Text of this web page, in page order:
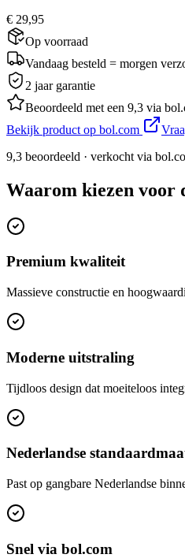
€ 29,95
Op voorraad
Vandaag besteld = morgen
2 jaar garantie
Beoordeeld met een 9,3 via
Bekijk product op bol.com
9,3 beoordeeld · verkocht via
Waarom kiezen voor
Premium kwaliteit
Massieve constructie en
Moderne uitstraling
Tijdloos design dat moeiteloos
Nederlandse
Past op gangbare Nederlandse
Snel via bol.com